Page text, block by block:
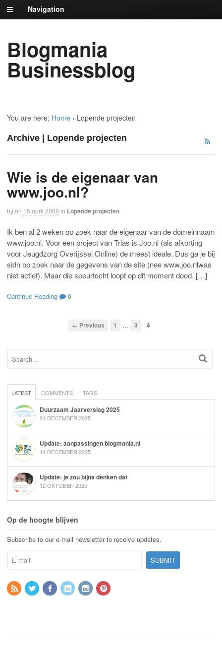
Navigation
Blogmania
Businessblog
You are here: Home › Lopende projecten
Archive | Lopende projecten
Wie is de eigenaar van
www.joo.nl?
byon 15 april 2009 in Lopende projecten
Ik ben al 2 weken op zoek naar de eigenaar van de domeinnaam
www.joo.nl. Voor een project van Trias is Joo.nl (als afkorting
voor Jeugdzorg Overijssel Online) de meest ideale. Dus ga je bij
sidn op zoek naar de gegevens van de site (nee www.joo.nlwas
niet actief). Maar die speurtocht loopt op dit moment dood. […]
Continue Reading 0
← Previous 1 … 3 4
LATEST COMMENTS TAGS
Duurzaam Jaarverslag 2025
21 DECEMBER 2025
Update: aanpassingen blogmania.nl
14 DECEMBER 2025
Update: je zou bijna denken dat
12 OKTOBER 2025
Op de hoogte blijven
Subscribe to our e-mail newsletter to receive updates.